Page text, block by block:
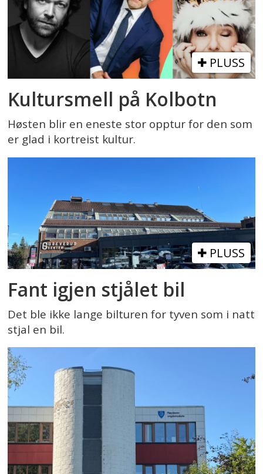
PLUSS
Kultursmell på Kolbotn
Høsten blir en eneste stor opptur for den som
er glad i kortreist kultur.
PLUSS
Fant igjen stjålet bil
Det ble ikke lange bilturen for tyven som i natt
stjal en bil.